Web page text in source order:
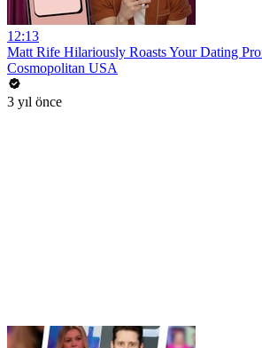
12:13
Matt Rife Hilariously Roasts Your Dating
Cosmopolitan USA
3 yıl önce